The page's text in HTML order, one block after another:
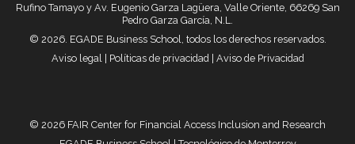
Rufino Tamayo y Av. Eugenio Garza Lagüera, Valle Oriente, 66269 San
Pedro Garza García, N.L.
© 2026. EGADE Business School, todos los derechos reservados.
Aviso legal
Políticas de privacidad Aviso de Privacidad
© 2026 FAIR Center for Financial Access Inclusion and Research